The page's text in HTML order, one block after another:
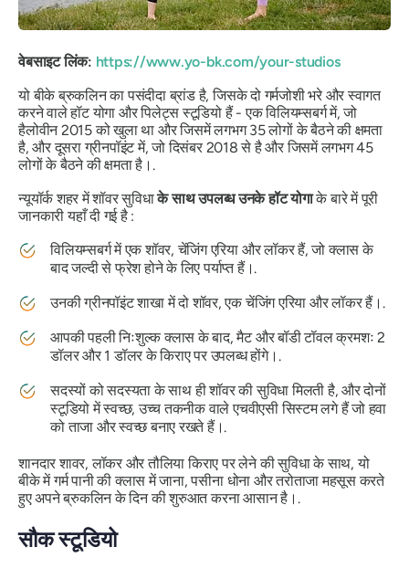
वेबसाइट लिंक: https://www.yo-bk.com/your-studios
यो बीके ब्रुकलिन का पसंदीदा ब्रांड है, जिसके दो गर्मजोशी भरे और स्वागत
करने वाले हॉट योगा और पिलेट्स स्टूडियो हैं - एक विलियम्सबर्ग में, जो
हैलोवीन 2015 को खुला था और जिसमें लगभग 35 लोगों के बैठने की क्षमता
है, और दूसरा ग्रीनपॉइंट में, जो दिसंबर 2018 से है और जिसमें लगभग 45
लोगों के बैठने की क्षमता है।.
न्यूयॉर्क शहर में शॉवर सुविधाके साथ उपलब्ध उनके हॉट योगाके बारे में पूरी
जानकारी यहाँ दी गई है :
विलियम्सबर्ग में एक शॉवर, चेंजिंग एरिया और लॉकर हैं, जो क्लास के
बाद जल्दी से फ्रेश होने के लिए पर्याप्त हैं।.
उनकी ग्रीनपॉइंट शाखा में दो शॉवर, एक चेंजिंग एरिया और लॉकर हैं।.
आपकी पहली निःशुल्क क्लास के बाद, मैट और बॉडी टॉवल क्रमशः 2
डॉलर और 1 डॉलर के किराए पर उपलब्ध होंगे।.
सदस्यों को सदस्यता के साथ ही शॉवर की सुविधा मिलती है, और दोनों
स्टूडियो में स्वच्छ, उच्च तकनीक वाले एचवीएसी सिस्टम लगे हैं जो हवा
को ताजा और स्वच्छ बनाए रखते हैं।.
शानदार शावर, लॉकर और तौलिया किराए पर लेने की सुविधा के साथ, यो
बीके में गर्म पानी की क्लास में जाना, पसीना धोना और तरोताजा महसूस करते
हुए अपने ब्रुकलिन के दिन की शुरुआत करना आसान है।.
सौक स्टूडियो